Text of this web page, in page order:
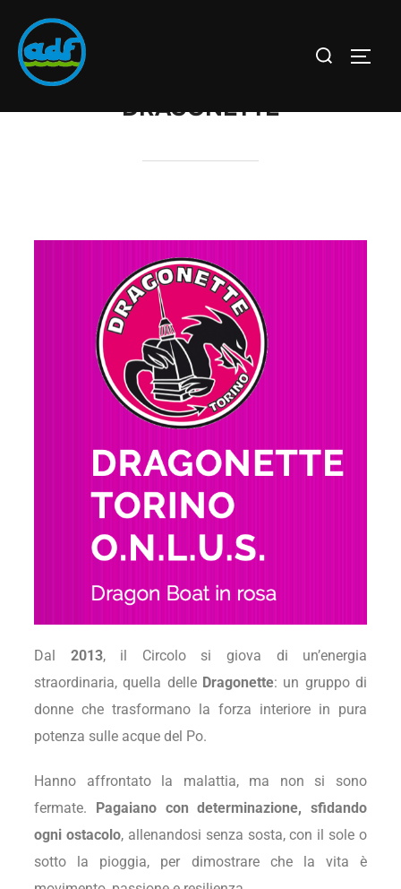
DRAGONETTE
Dal 2013, il Circolo si giova di un’energia
straordinaria, quella delle Dragonette: un gruppo di
donne che trasformano la forza interiore in pura
potenza sulle acque del Po.
Hanno affrontato la malattia, ma non si sono
fermate. Pagaiano con determinazione, sfidando
ogni ostacolo, allenandosi senza sosta, con il sole o
sotto la pioggia, per dimostrare che la vita è